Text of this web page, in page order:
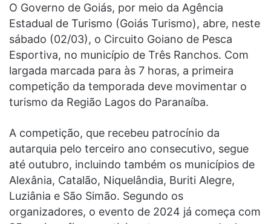
O Governo de Goiás, por meio da Agência
Estadual de Turismo (Goiás Turismo), abre, neste
sábado (02/03), o Circuito Goiano de Pesca
Esportiva, no município de Três Ranchos. Com
largada marcada para às 7 horas, a primeira
competição da temporada deve movimentar o
turismo da Região Lagos do Paranaíba.
A competição, que recebeu patrocínio da
autarquia pelo terceiro ano consecutivo, segue
até outubro, incluindo também os municípios de
Alexânia, Catalão, Niquelândia, Buriti Alegre,
Luziânia e São Simão. Segundo os
organizadores, o evento de 2024 já começa com